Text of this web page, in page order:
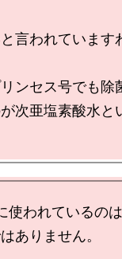
言われています
ンセス号でも除
次亜塩素酸水と
使われているのは
ありません。